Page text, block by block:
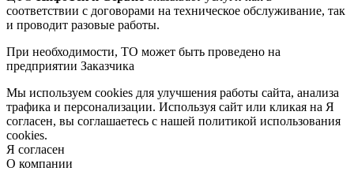
соответствии с договорами на техническое обслуживание, так
и проводит разовые работы.
При необходимости, ТО может быть проведено на
предприятии Заказчика
Мы используем cookies для улучшения работы сайта, анализа
трафика и персонализации. Используя сайт или кликая на Я
согласен, вы соглашаетесь с нашей политикой использования
cookies.
Я согласен
О компании